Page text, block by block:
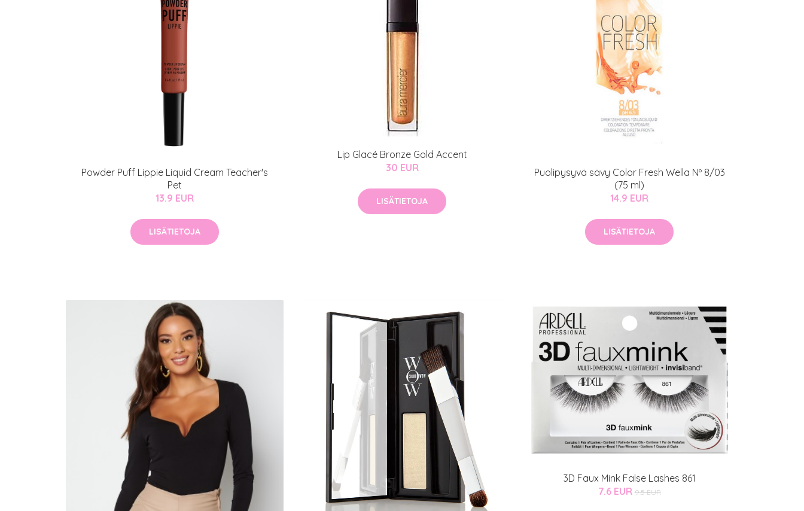
Powder Puff Lippie Liquid Cream Teacher's
Pet
13.9 EUR
LISÄTIETOJA
Lip Glacé Bronze Gold Accent
30 EUR
LISÄTIETOJA
Puolipysyvä sävy Color Fresh Wella Nº 8/03
(75 ml)
14.9 EUR
LISÄTIETOJA
3D Faux Mink False Lashes 861
7.6 EUR 9.5 EUR